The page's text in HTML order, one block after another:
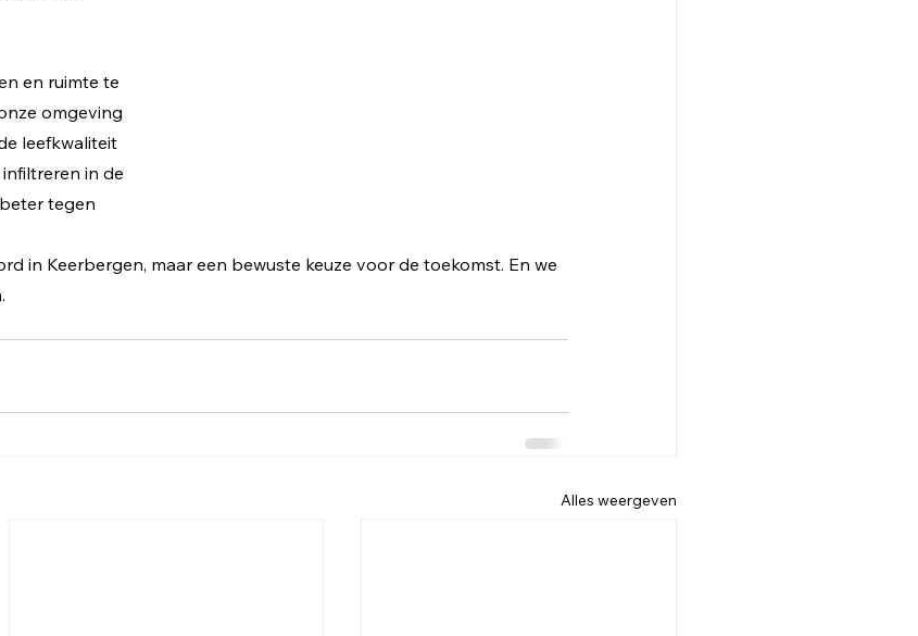
en ruimte te
omgeving
leefkwaliteit
in de
tegen
in Keerbergen, maar een bewuste keuze voor de toekomst. En we
Alles weergeven